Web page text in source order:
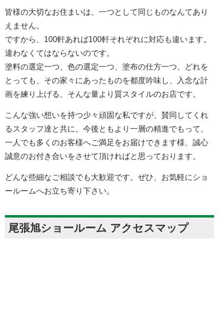
皆様の大切なお住まいは、一つとして同じものなんてあり
えません。
ですから、100軒あれば100軒それぞれに対応も違います。
違わなくてはならないのです。
塗料の選定一つ、色の選定一つ、塗布の仕方一つ、どれを
とっても、その家々にあったものを都度吟味し、入念な計
画を練り上げる、そんな量より質スタイルのお店です。
こんな強い想いを持つ少々頑固な私ですが、賛同してくれ
るスタッフ達と共に、今後ともより一層の精進でもって、
一人でも多くのお客様へご満足をお届けできます様、誠心
誠意のお付き合いをさせて頂ければと思っております。
どんな些細なご相談でも大歓迎です。ぜひ、お気軽にショ
ールームへお立ち寄り下さい。
尾張旭ショールーム アクセスマップ